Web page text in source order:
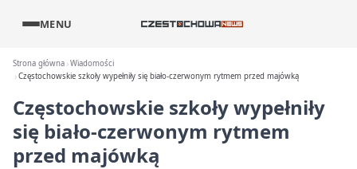
MENU
Strona główna Wiadomości
Częstochowskie szkoły wypełniły się biało-czerwonym rytmem przed majówką
Częstochowskie szkoły wypełniły
się biało-czerwonym rytmem
przed majówką